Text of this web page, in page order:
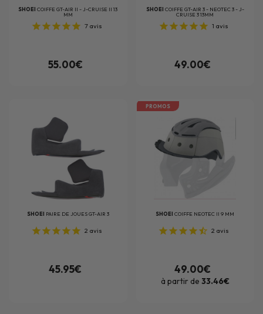
SHOEICOIFFE GT-AIR II - J-CRUISE II 13
MM
7avis
55.00€
SHOEI COIFFE GT-AIR 3 - NEOTEC 3 - J-
CRUISE 3 13MM
1 avis
49.00€
SHOEI PAIRE DE JOUES GT-AIR 3
2 avis
45.95€
PROMOS
SHOEICOIFFE NEOTEC II 9 MM
2 avis
49.00€
à partir de 33.46€